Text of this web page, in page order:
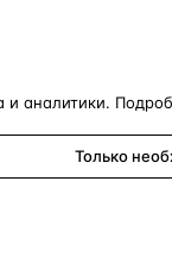
и аналитики.
Только